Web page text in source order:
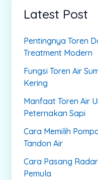
Latest Post
Pentingnya Toren
Treatment Modern
Fungsi Toren Air
Kering
Manfaat Toren Air
Peternakan Sapi
Cara Memilih
Tandon Air
Cara Pasang
Pemula